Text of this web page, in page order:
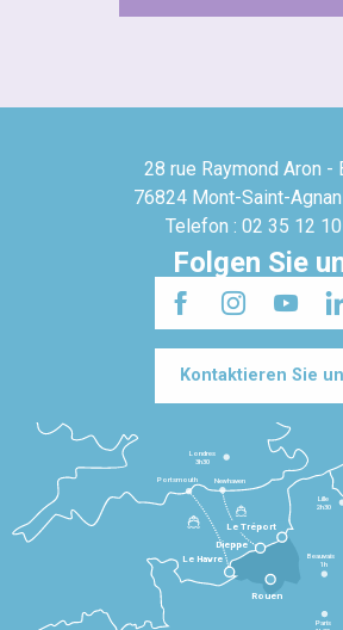
28 rue Raymond Aron -
76824 Mont-Saint-
Telefon : 02 35 12
Folgen Sie
Kontaktieren Sie
Le Havre
Dieppe
Le Tréport
Paris
Beauvais
1h
Lille
2h30
Londres
3h30
Newhaven
Portsmouth
Rouen